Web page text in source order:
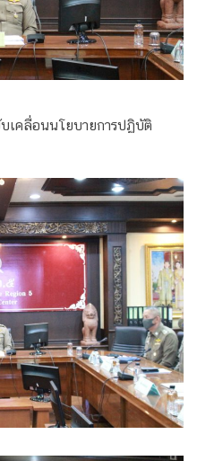
เคลื่อนนโยบายการปฏิบัติ